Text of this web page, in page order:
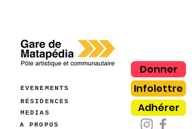
ÉVÈNEMENTS
RÉSIDENCES
MÉDIAS
À PROPOS
Donner
Infolettre
Adhérer